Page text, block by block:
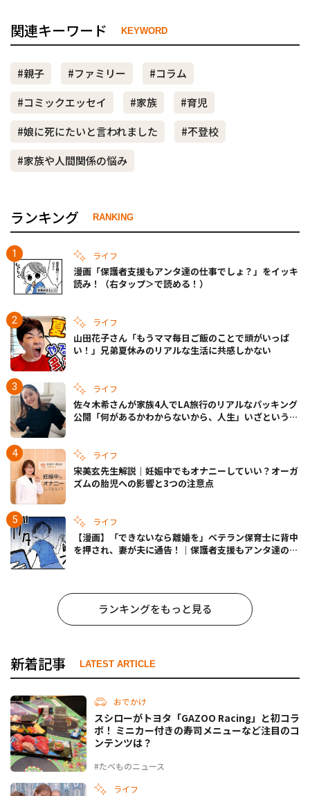
関連キーワード KEYWORD
#親子 #ファミリー
#コラム
#コミックエッセイ
#家族
#育児
#娘に死にたいと言われました
#不登校
#家族や人間関係の悩み
ランキング RANKING
ライフ
漫画「保護者支援もアンタ達の仕事でしょ？」をイッキ
読み！（右タップ＞で読める！）
ライフ
山田花子さん「もうママ毎日ご飯のことで頭がいっぱ
い！」兄弟夏休みのリアルな生活に共感しかない
ライフ
佐々木希さんが家族4人でLA旅行のリアルなパッキング
公開「何があるかわからないから、人生」いざというと
ライフ
宋美玄先生解説｜妊娠中でもオナニーしていい？オーガ
ズムの胎児への影響と3つの注意点
ライフ
【漫画】「できないなら離婚を」ベテラン保育士に背中
を押され、妻が夫に通告！｜保護者支援もアンタ達の仕
ランキングをもっと見る
新着記事 LATEST ARTICLE
おでかけ
#たべものニュース
スシローがトヨタ「GAZOO Racing」と初コラ
ボ！ ミニカー付きの寿司メニューなど注目のコ
ンテンツは？
ライフ